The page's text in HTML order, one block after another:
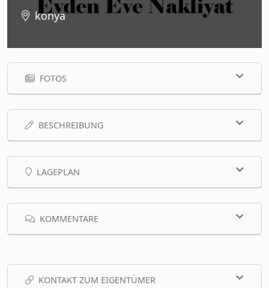
konya
FOTOS
BESCHREIBUNG
LAGEPLAN
KOMMENTARE
KONTAKT ZUM EIGENTÜMER